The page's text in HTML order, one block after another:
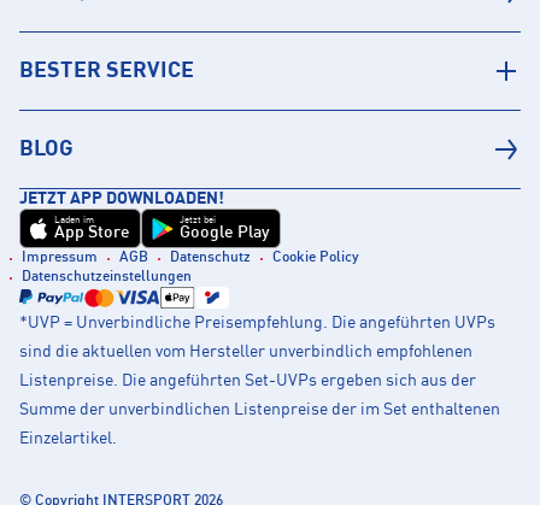
BESTER SERVICE
BLOG
JETZT APP DOWNLOADEN!
Laden im
App Store
Jetzt bei
Google Play
Impressum AGB Datenschutz
Cookie Policy
Datenschutzeinstellungen
*UVP = Unverbindliche Preisempfehlung. Die angeführten UVPs
sind die aktuellen vom Hersteller unverbindlich empfohlenen
Listenpreise. Die angeführten Set-UVPs ergeben sich aus der
Summe der unverbindlichen Listenpreise der im Set enthaltenen
Einzelartikel.
© Copyright INTERSPORT 2026